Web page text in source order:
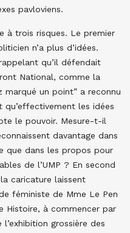
pavloviens.
à trois risques. Le premier
n’a plus d’idées.
qu’il défendait
National, comme la
marqué un point” a reconnu
qu’effectivement les idées
le pouvoir. Mesure-t-il
davantage dans
que dans les propos pour
de l’UMP ? En second
caricature laissent
féministe de Mme Le Pen
Histoire, à commencer par
grossière des